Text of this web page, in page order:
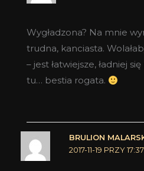
Wygładzona? Na mnie
trudna, kanciasta.
– jest łatwiejsze, ładniej
tu… bestia rogata.
BRULION
2017-11-19 PRZY 17:37